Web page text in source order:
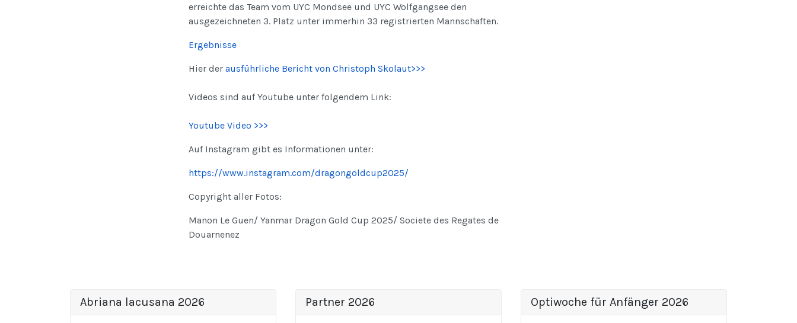
erreichte das Team vom UYC Mondsee und UYC Wolfgangsee den
ausgezeichneten 3. Platz unter immerhin 33 registrierten Mannschaften.
Ergebnisse
Hier der ausführliche Bericht von Christoph Skolaut>>>
Videos sind auf Youtube unter folgendem Link:
Youtube Video >>>
Auf Instagram gibt es Informationen unter:
https://www.instagram.com/dragongoldcup2025/
Copyright aller Fotos:
Manon Le Guen/ Yanmar Dragon Gold Cup 2025/ Societe des Regates de
Douarnenez
Abriana lacusana 2026 Partner 2026 Optiwoche für Anfänger 2026